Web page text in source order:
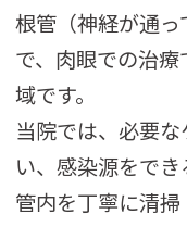
根管（神経が通
で、肉眼での治
域です。
当院では、必要な
い、感染源をで
管内を丁寧に清